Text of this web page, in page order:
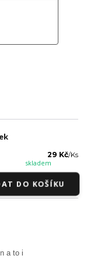
29 Kč/Ks
skladem
DO KOŠÍKU
a to i